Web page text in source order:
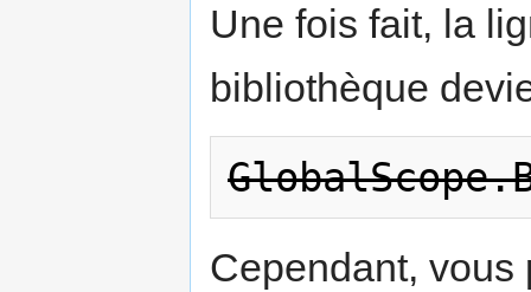
Une fois fait, la
bibliothèque
Cependant, vous